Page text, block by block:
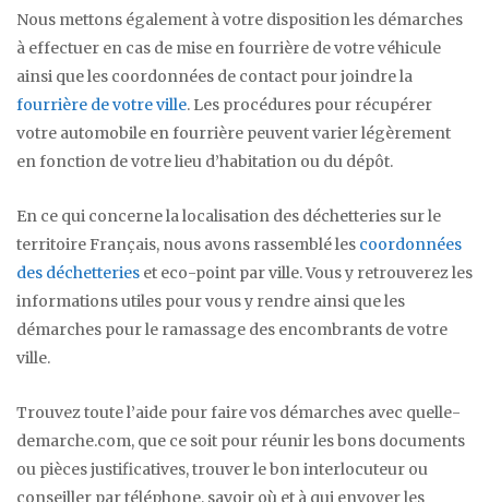
Nous mettons également à votre disposition les démarches
à effectuer en cas de mise en fourrière de votre véhicule
ainsi que les coordonnées de contact pour joindre la
fourrière de votre ville. Les procédures pour récupérer
votre automobile en fourrière peuvent varier légèrement
en fonction de votre lieu d’habitation ou du dépôt.
En ce qui concerne la localisation des déchetteries sur le
territoire Français, nous avons rassemblé les coordonnées
des déchetteries et eco-point par ville. Vous y retrouverez les
informations utiles pour vous y rendre ainsi que les
démarches pour le ramassage des encombrants de votre
ville.
Trouvez toute l’aide pour faire vos démarches avec quelle-
demarche.com, que ce soit pour réunir les bons documents
ou pièces justificatives, trouver le bon interlocuteur ou
conseiller par téléphone, savoir où et à qui envoyer les